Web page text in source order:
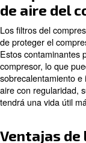
Adquirir
para prolongar
obtener más
tipos de filtros
guía paso a
Por qué
de aire